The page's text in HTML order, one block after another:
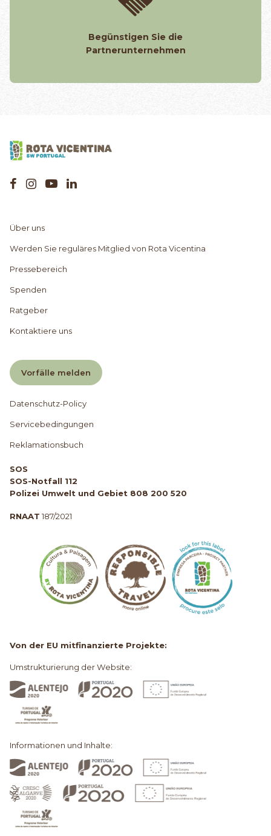
Begünstigen Sie die
Partnerunternehmen
Über uns
Werden Sie reguläres Mitglied von Rota Vicentina
Pressebereich
Spenden
Ratgeber
Kontaktiere uns
Vorfälle melden
Datenschutz-Policy
Servicebedingungen
Reklamationsbuch
SOS
SOS-Notfall 112
Polizei Umwelt und Gebiet 808 200 520
RNAAT 187/2021
Von der EU mitfinanzierte Projekte:
Umstrukturierung der Website:
Informationen und Inhalte: